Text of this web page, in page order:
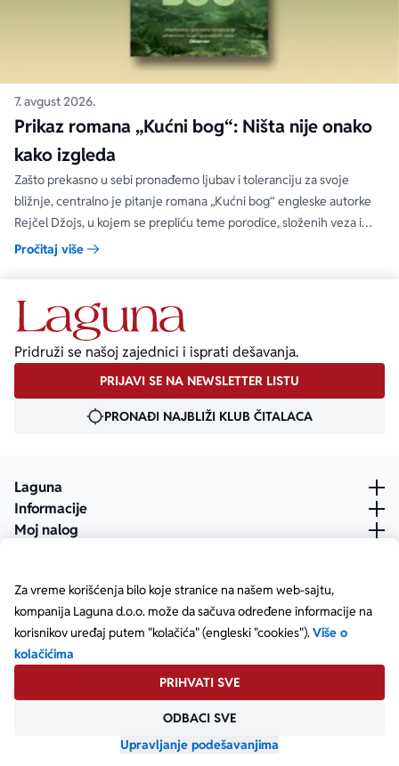
Za vreme korišćenja bilo koje stranice na našem web-sajtu,
kompanija Laguna d.o.o. može da sačuva određene informacije na
korisnikov uređaj putem "kolačića" (engleski "cookies").Više o
kolačićima
PRIHVATI SVE
ODBACI SVE
Upravljanje podešavanjima
7. avgust 2026.
Prikaz romana „Kućni bog“: Ništa nije onako
kako izgleda
Zašto prekasno u sebi pronađemo ljubav i toleranciju za svoje
bližnje, centralno je pitanje romana „Kućni bog“ engleske autorke
Rejčel Džojs, u kojem se prepliću teme porodice, složenih veza i
umetnosti.
Pročitaj više
Pridruži se našoj zajednici i isprati dešavanja.
PRIJAVI SE NA NEWSLETTER LISTU
PRONAĐI NAJBLIŽI KLUB ČITALACA
Laguna
Informacije
Moj nalog
Copyright © Laguna d.o.o. Starine Novaka 23, Beograd •
Matični broj: 17414844
Posetite našu Facebook stranicu
Posetite našu X stranicu
Posetite našu Instagram stranicu
Posetite naš YouTube
Posetite našu TikTok stranicu
Posetite našu LinkedIn stranicu